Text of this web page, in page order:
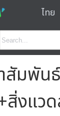
ไทย
สัมพัน
สิ่งแว